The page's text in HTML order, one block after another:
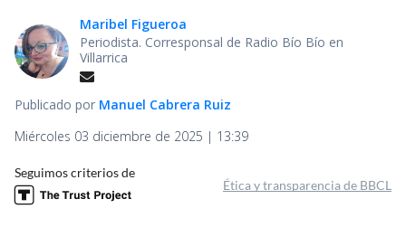
Maribel Figueroa
Periodista. Corresponsal de Radio Bío Bío en
Villarrica
Publicado por Manuel Cabrera Ruiz
Miércoles 03 diciembre de 2025 | 13:39
Seguimos criterios de
Ética y transparencia de BBCL